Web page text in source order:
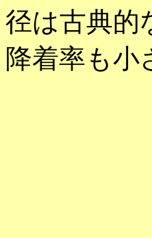
径は古典的
降着率も小